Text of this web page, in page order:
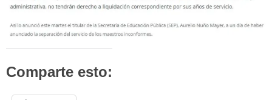
Comparte esto: